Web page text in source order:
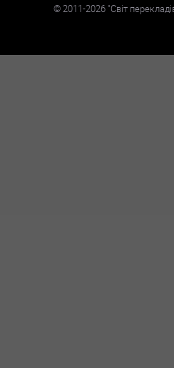
©2011-2026"Світ